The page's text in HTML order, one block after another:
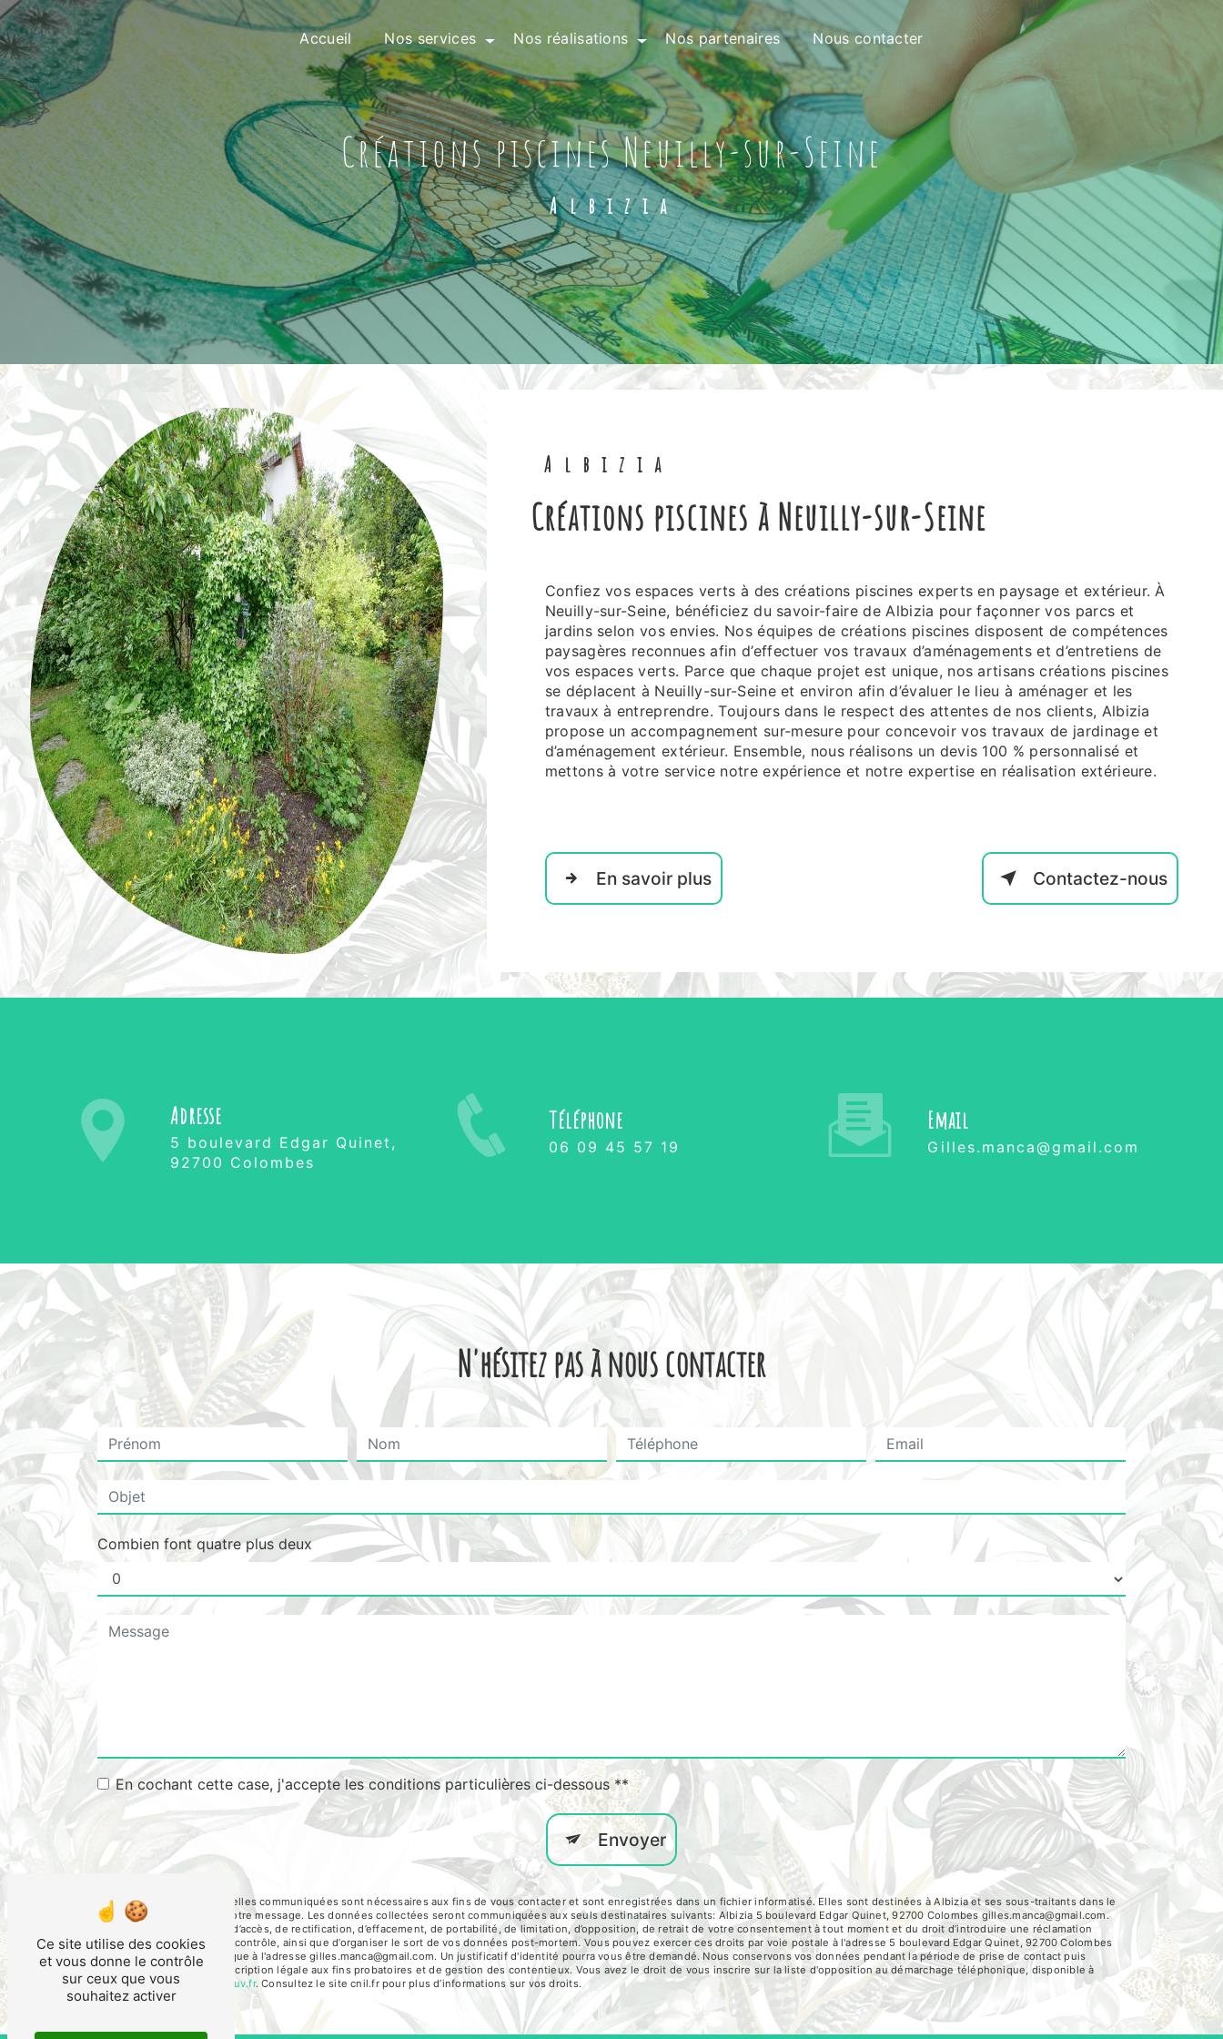
Accueil Nos services Nos réalisations Nos partenaires Nous contacter
créations piscines Neuilly-sur-Seine
Albizia
Albizia
créations piscines à Neuilly-sur-Seine
Confiez vos espaces verts à des créations piscines experts en paysage et extérieur. À
Neuilly-sur-Seine, bénéficiez du savoir-faire de Albizia pour façonner vos parcs et
jardins selon vos envies. Nos équipes de créations piscines disposent de compétences
paysagères reconnues afin d’effectuer vos travaux d’aménagements et d’entretiens de
vos espaces verts. Parce que chaque projet est unique, nos artisans créations piscines
se déplacent à Neuilly-sur-Seine et environ afin d’évaluer le lieu à aménager et les
travaux à entreprendre. Toujours dans le respect des attentes de nos clients, Albizia
propose un accompagnement sur-mesure pour concevoir vos travaux de jardinage et
d’aménagement extérieur. Ensemble, nous réalisons un devis 100 % personnalisé et
mettons à votre service notre expérience et notre expertise en réalisation extérieure.
En savoir plus Contactez-nous
Adresse
5 boulevard Edgar Quinet,
92700 Colombes
Téléphone
06 09 45 57 19
Email
gilles.manca@gmail.com
N'hésitez pas à nous contacter
Combien font quatre plus deux
En cochant cette case, j'accepte les conditions particulières ci-dessous **
Envoyer
** Les données personnelles communiquées sont nécessaires aux fins de vous contacter et sont enregistrées dans un fichier informatisé. Elles sont destinées à Albizia et ses sous-traitants dans le
seul but de répondre à votre message. Les données collectées seront communiquées aux seuls destinataires suivants: Albizia 5 boulevard Edgar Quinet, 92700 Colombes gilles.manca@gmail.com.
Vous disposez de droits d’accès, de rectification, d’effacement, de portabilité, de limitation, d’opposition, de retrait de votre consentement à tout moment et du droit d’introduire une réclamation
auprès d’une autorité de contrôle, ainsi que d’organiser le sort de vos données post-mortem. Vous pouvez exercer ces droits par voie postale à l'adresse 5 boulevard Edgar Quinet, 92700 Colombes
ou par courrier électronique à l'adresse gilles.manca@gmail.com. Un justificatif d'identité pourra vous être demandé. Nous conservons vos données pendant la période de prise de contact puis
pendant la durée de prescription légale aux fins probatoires et de gestion des contentieux. Vous avez le droit de vous inscrire sur la liste d'opposition au démarchage téléphonique, disponible à
cette adresse:
Bloctel.gouv.fr. Consultez le site cnil.fr pour plus d’informations sur vos droits.
Panneau de gestion des cookies
Ce site utilise des cookies
et vous donne le contrôle
sur ceux que vous
souhaitez activer